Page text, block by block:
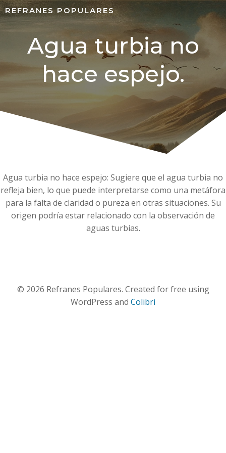
REFRANES POPULARES
Agua turbia no
hace espejo.
Agua turbia no hace espejo: Sugiere que el agua turbia no
refleja bien, lo que puede interpretarse como una metáfora
para la falta de claridad o pureza en otras situaciones. Su
origen podría estar relacionado con la observación de
aguas turbias.
© 2026 Refranes Populares. Created for free using
WordPress and Colibri